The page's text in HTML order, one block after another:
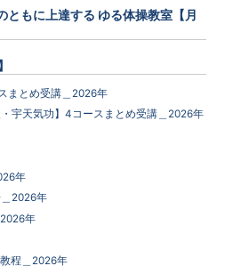
もに上達する ゆる体操教室【月
まとめ受講＿2026年
宇天気功】4コースまとめ受講＿2026年
年
2026年
年
程＿2026年